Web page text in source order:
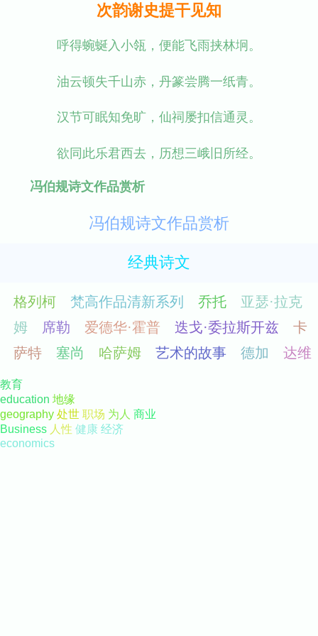
次韵谢史提干见知
呼得蜿蜒入小瓴，便能飞雨挟林坰。
油云顿失千山赤，丹篆尝腾一纸青。
汉节可眠知免旷，仙祠屡扣信通灵。
欲同此乐君西去，历想三峨旧所经。
冯伯规诗文作品赏析
冯伯规诗文作品赏析
经典诗文